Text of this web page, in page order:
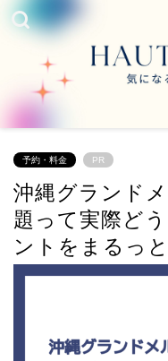
予約・料金 PR
沖縄グランド
題って実際ど
ントをまるっ